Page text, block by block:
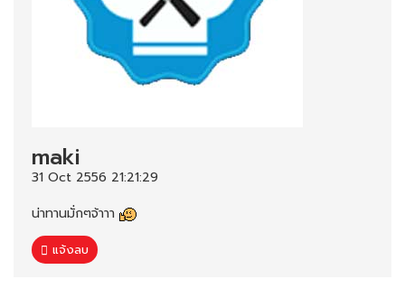
maki
31 Oct 2556 21:21:29
น่าทานมั่กๆจ้าาา
แจ้งลบ